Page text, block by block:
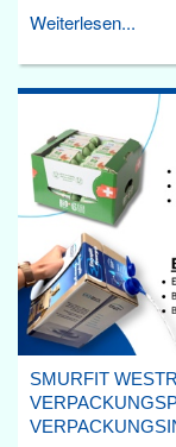
Weiterlesen...
SMURFIT